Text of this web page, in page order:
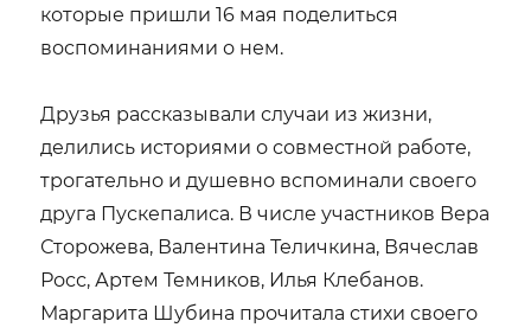
которые пришли 16 мая поделиться
воспоминаниями о нем.
Друзья рассказывали случаи из жизни,
делились историями о совместной работе,
трогательно и душевно вспоминали своего
друга Пускепалиса. В числе участников Вера
Сторожева, Валентина Теличкина, Вячеслав
Росс, Артем Темников, Илья Клебанов.
Маргарита Шубина прочитала стихи своего